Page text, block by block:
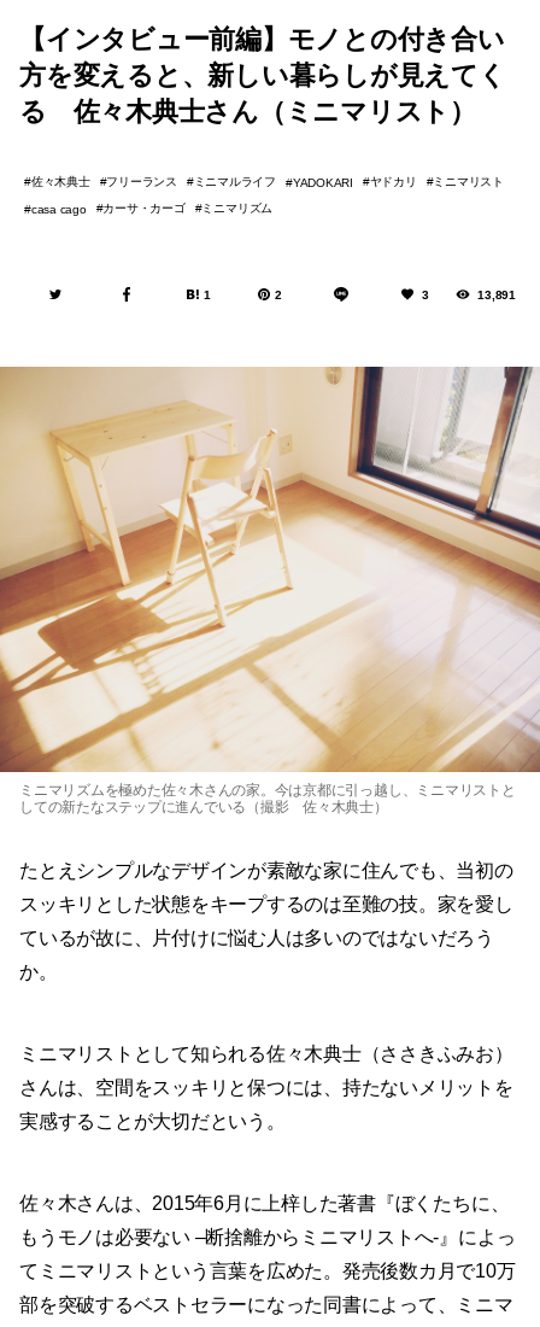
【インタビュー前編】モノとの付き合い
方を変えると、新しい暮らしが見えてく
る 佐々木典士さん（ミニマリスト）
佐々木典士 フリーランス ミニマルライフ YADOKARI ヤドカリ ミニマリスト
casa cago カーサ・カーゴ ミニマリズム
1 2 3 13,891
ミニマリズムを極めた佐々木さんの家。今は京都に引っ越し、ミニマリストと
しての新たなステップに進んでいる（撮影 佐々木典士）
たとえシンプルなデザインが素敵な家に住んでも、当初の
スッキリとした状態をキープするのは至難の技。家を愛し
ているが故に、片付けに悩む人は多いのではないだろう
か。
ミニマリストとして知られる佐々木典士（ささきふみお）
さんは、空間をスッキリと保つには、持たないメリットを
実感することが大切だという。
佐々木さんは、2015年6月に上梓した著書『ぼくたちに、
もうモノは必要ない –断捨離からミニマリストへ-』によっ
てミニマリストという言葉を広めた。発売後数カ月で10万
部を突破するベストセラーになった同書によって、ミニマ